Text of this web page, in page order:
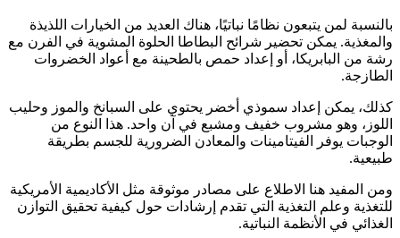
بالنسبة لمن يتبعون نظامًا نباتيًا، هناك العديد من الخيارات اللذيذة
والمغذية. يمكن تحضير شرائح البطاطا الحلوة المشوية في الفرن مع
رشة من البابريكا، أو إعداد حمص بالطحينة مع أعواد الخضروات
الطازجة.
كذلك، يمكن إعداد سموذي أخضر يحتوي على السبانخ والموز وحليب
اللوز، وهو مشروب خفيف ومشبع في آن واحد. هذا النوع من
الوجبات يوفر الفيتامينات والمعادن الضرورية للجسم بطريقة
طبيعية.
ومن المفيد هنا الاطلاع على مصادر موثوقة مثل الأكاديمية الأمريكية
للتغذية وعلم التغذية التي تقدم إرشادات حول كيفية تحقيق التوازن
الغذائي في الأنظمة النباتية.